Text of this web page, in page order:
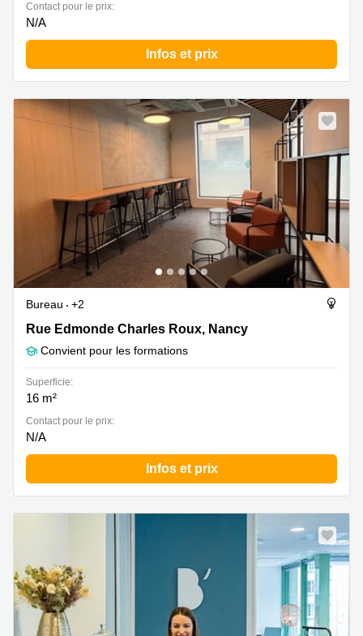
Contact pour le prix:
N/A
Infos et prix
Bureau
+2
Rue Edmonde Charles Roux 5, Nancy
Rue Edmonde Charles Roux, Nancy
Convient pour les formations
Superficie:
16 m²
Contact pour le prix:
N/A
Infos et prix